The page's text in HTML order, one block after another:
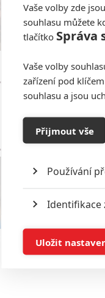
The
zajatců po
Vaše volby zde
souhlasu můžete
tlačítko Správa
Vaše volby
zařízení pod
souhlasu a jsou
Přijmout vše
Používání
Identifikace
Ukládání a/
Uložit